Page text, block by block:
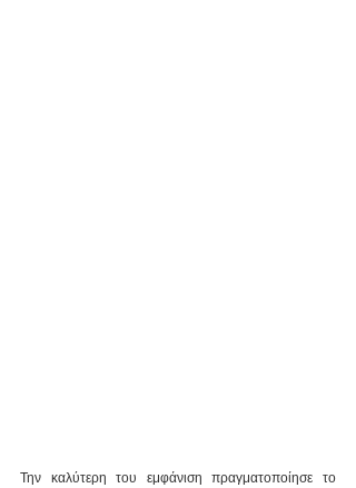
Την καλύτερη του εμφάνιση πραγματοποίησε το